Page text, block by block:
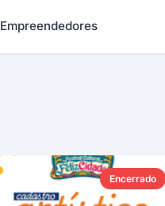
Empreendedores
Encerrado